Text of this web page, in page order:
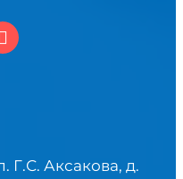
Г.С. Аксакова, д.